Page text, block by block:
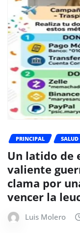
PRINCIPAL SALUD
Un latido de
valiente
clama por
vencer la
Luis Molero